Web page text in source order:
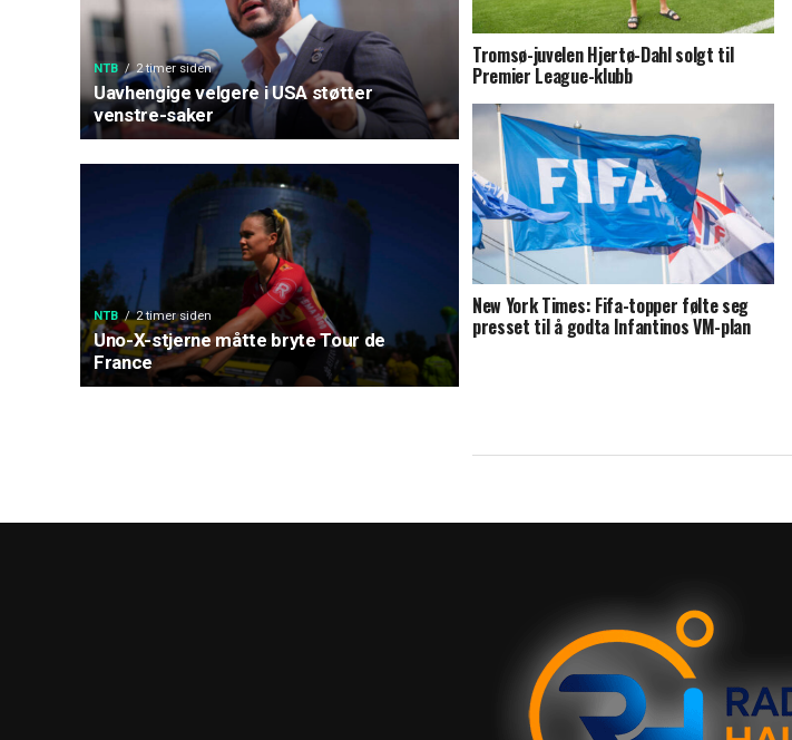
NTB 2 timer siden
Uavhengige velgere i USA støtter
venstre-saker
NTB 2 timer siden
Uno-X-stjerne måtte bryte Tour de
France
Tromsø-juvelen Hjertø-Dahl solgt til
Premier League-klubb
New York Times: Fifa-topper følte seg
presset til å godta Infantinos VM-plan